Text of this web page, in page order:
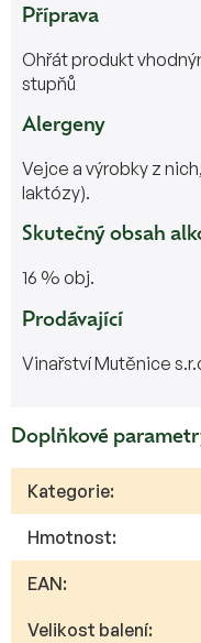
Příprava
Ohřát produkt
stupňů
Alergeny
Vejce a výrobky z
laktózy).
Skutečný obsah
16 % obj.
Prodávající
Vinařství Mutěnice
Doplňkové
Kategorie:
Hmotnost:
EAN:
Velikost balení: